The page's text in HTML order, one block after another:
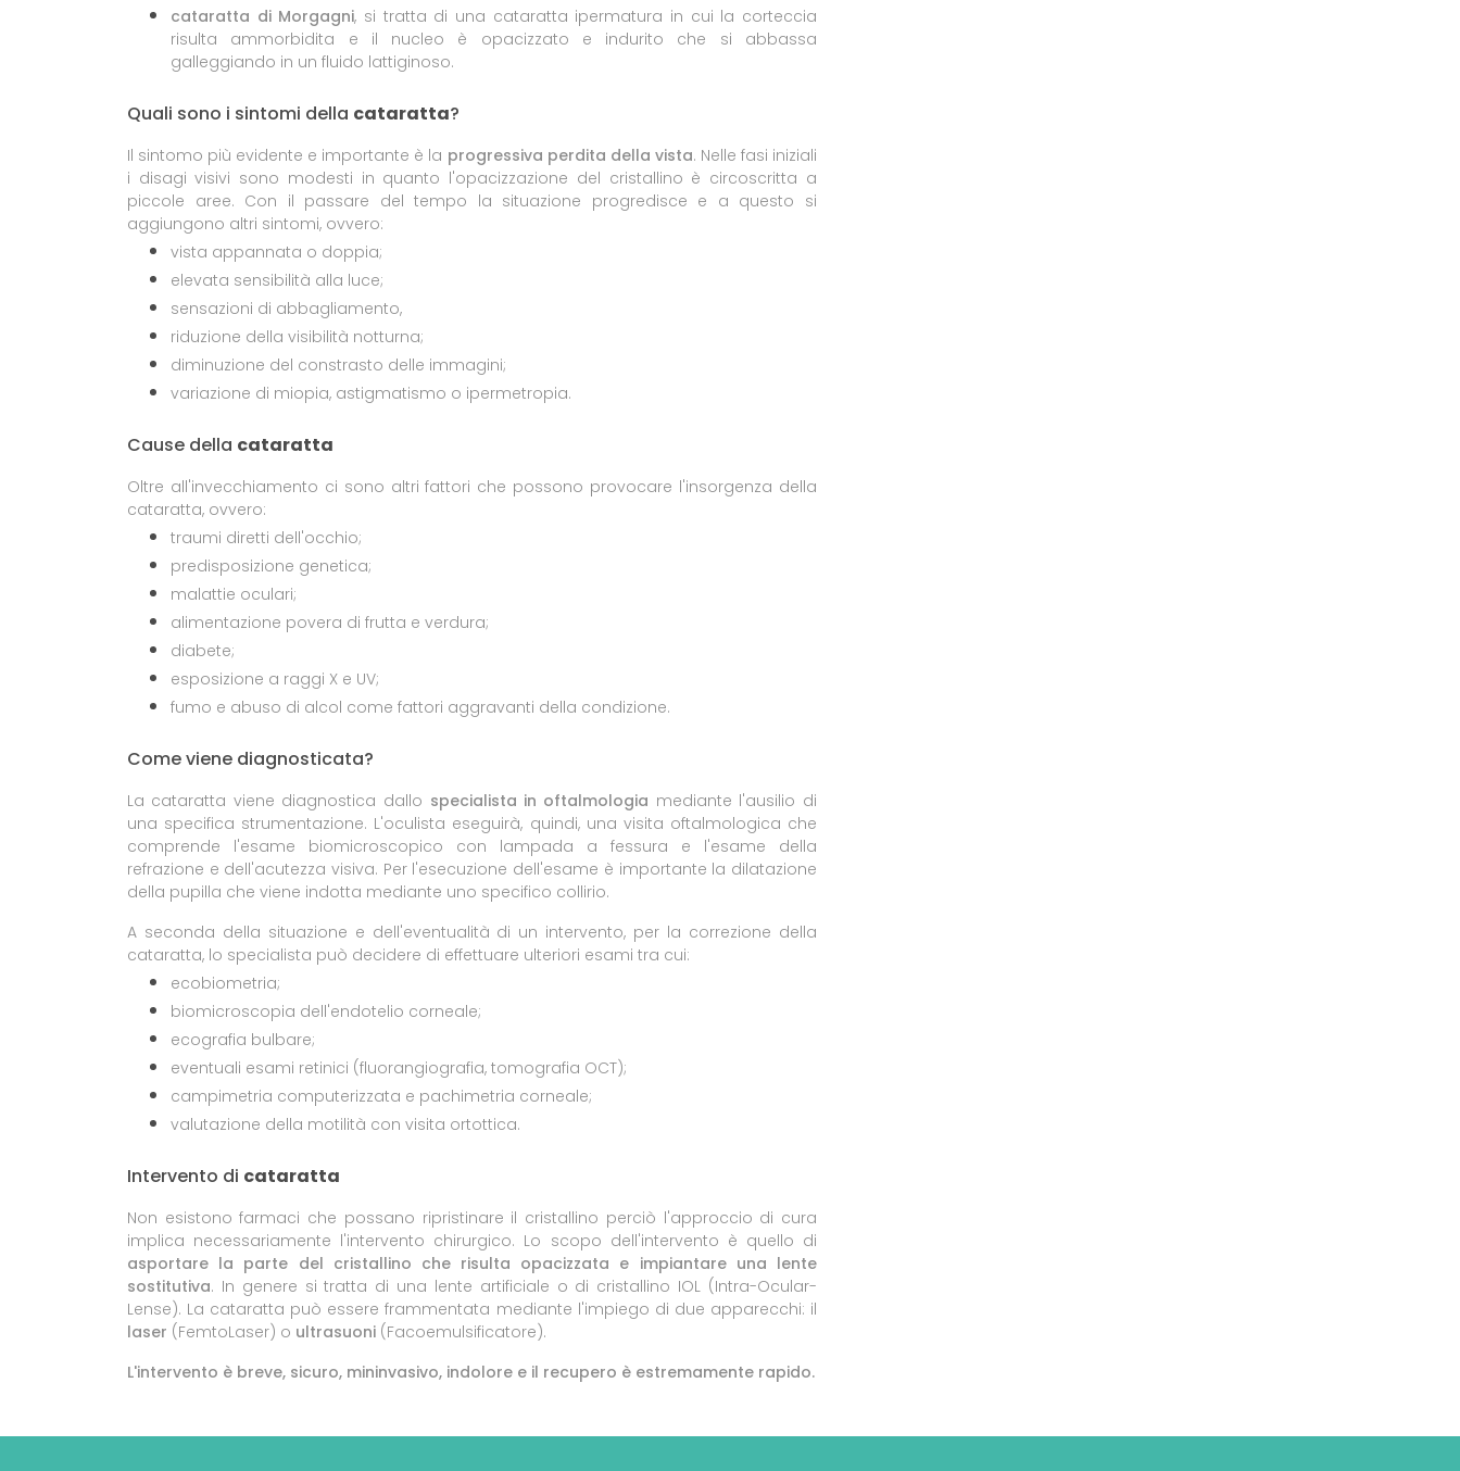
cataratta di Morgagni, si tratta di una cataratta ipermatura in cui la corteccia
risulta ammorbidita e il nucleo è opacizzato e indurito che si abbassa
galleggiando in un fluido lattiginoso.
Quali sono i sintomi della cataratta?
Il sintomo più evidente e importante è la progressiva perdita della vista. Nelle fasi iniziali
i disagi visivi sono modesti in quanto l'opacizzazione del cristallino è circoscritta a
piccole aree. Con il passare del tempo la situazione progredisce e a questo si
aggiungono altri sintomi, ovvero:
vista appannata o doppia;
elevata sensibilità alla luce;
sensazioni di abbagliamento,
riduzione della visibilità notturna;
diminuzione del constrasto delle immagini;
variazione di miopia, astigmatismo o ipermetropia.
Cause della cataratta
Oltre all'invecchiamento ci sono altri fattori che possono provocare l'insorgenza della
cataratta, ovvero:
traumi diretti dell'occhio;
predisposizione genetica;
malattie oculari;
alimentazione povera di frutta e verdura;
diabete;
esposizione a raggi X e UV;
fumo e abuso di alcol come fattori aggravanti della condizione.
Come viene diagnosticata?
La cataratta viene diagnostica dallo specialista in oftalmologia mediante l'ausilio di
una specifica strumentazione. L'oculista eseguirà, quindi, una visita oftalmologica che
comprende l'esame biomicroscopico con lampada a fessura e l'esame della
refrazione e dell'acutezza visiva. Per l'esecuzione dell'esame è importante la dilatazione
della pupilla che viene indotta mediante uno specifico collirio.
A seconda della situazione e dell'eventualità di un intervento, per la correzione della
cataratta, lo specialista può decidere di effettuare ulteriori esami tra cui:
ecobiometria;
biomicroscopia dell'endotelio corneale;
ecografia bulbare;
eventuali esami retinici (fluorangiografia, tomografia OCT);
campimetria computerizzata e pachimetria corneale;
valutazione della motilità con visita ortottica.
Intervento di cataratta
Non esistono farmaci che possano ripristinare il cristallino perciò l'approccio di cura
implica necessariamente l'intervento chirurgico. Lo scopo dell'intervento è quello di
asportare la parte del cristallino che risulta opacizzata e impiantare una lente
sostitutiva. In genere si tratta di una lente artificiale o di cristallino IOL (Intra-Ocular-
Lense). La cataratta può essere frammentata mediante l'impiego di due apparecchi: il
laser (FemtoLaser) o ultrasuoni (Facoemulsificatore).
L'intervento è breve, sicuro, mininvasivo, indolore e il recupero è estremamente rapido.